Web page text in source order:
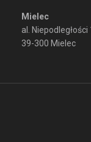
Mielec
al. Niepodległości
39-300 Mielec